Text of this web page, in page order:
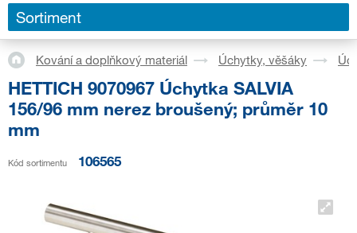
Sortiment
Kování a doplňkový materiál Úchytky, věšáky
HETTICH 9070967 Úchytka SALVIA
156/96 mm nerez broušený; průměr 10
mm
Kód sortimentu 106565